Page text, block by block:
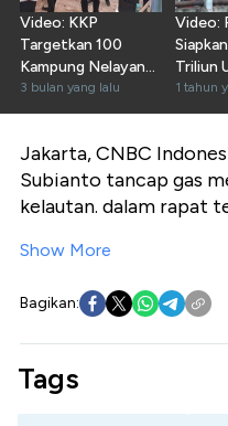
Video: KKP
Targetkan 100
Kampung Nelayan
Merah Putih
Rampung Juni Ini
3 bulan yang lalu
Video:
Triliun
1 tahun
Jakarta, CNBC
Subianto tancap gas
kelautan. dalam rapat
Show More
Bagikan:
Tags